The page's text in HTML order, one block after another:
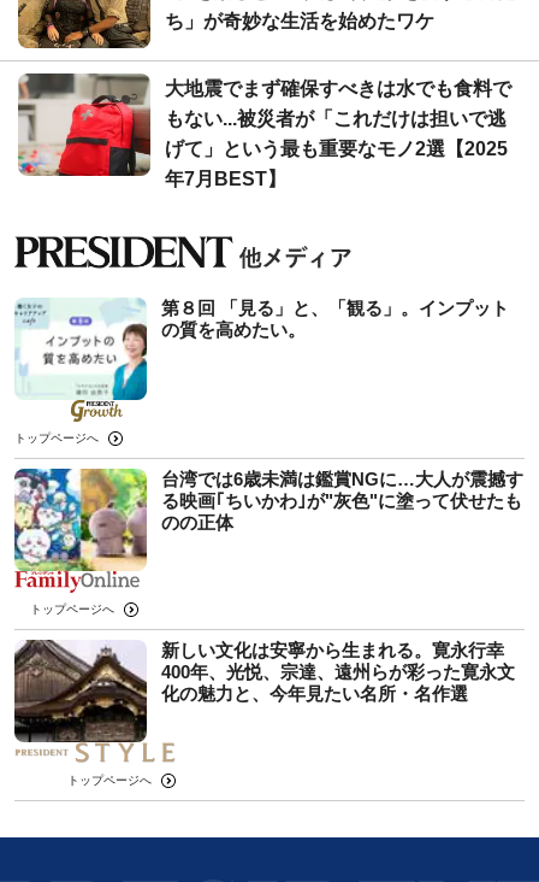
ち」が奇妙な生活を始めたワケ
大地震でまず確保すべきは水でも食料で
もない...被災者が「これだけは担いで逃
げて」という最も重要なモノ2選【2025
年7月BEST】
第８回 「見る」と、「観る」。インプット
の質を高めたい。
トップページへ
台湾では6歳未満は鑑賞NGに…大人が震撼す
る映画｢ちいかわ｣が"灰色"に塗って伏せたも
のの正体
トップページへ
新しい文化は安寧から生まれる。寛永行幸
400年、光悦、宗達、遠州らが彩った寛永文
化の魅力と、今年見たい名所・名作選
トップページへ